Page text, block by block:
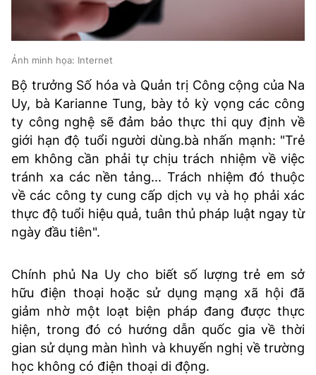
MẠNG XÃ HỘI
Ảnh minh họa: Internet
Bộ trưởng Số hóa và Quản trị Công cộng của Na
Uy, bà Karianne Tung, bày tỏ kỳ vọng các công
ty công nghệ sẽ đảm bảo thực thi quy định về
giới hạn độ tuổi người dùng.bà nhấn mạnh: "Trẻ
em không cần phải tự chịu trách nhiệm về việc
tránh xa các nền tảng... Trách nhiệm đó thuộc
về các công ty cung cấp dịch vụ và họ phải xác
thực độ tuổi hiệu quả, tuân thủ pháp luật ngay từ
ngày đầu tiên".
Chính phủ Na Uy cho biết số lượng trẻ em sở
hữu điện thoại hoặc sử dụng mạng xã hội đã
giảm nhờ một loạt biện pháp đang được thực
hiện, trong đó có hướng dẫn quốc gia về thời
gian sử dụng màn hình và khuyến nghị về trường
học không có điện thoại di động.